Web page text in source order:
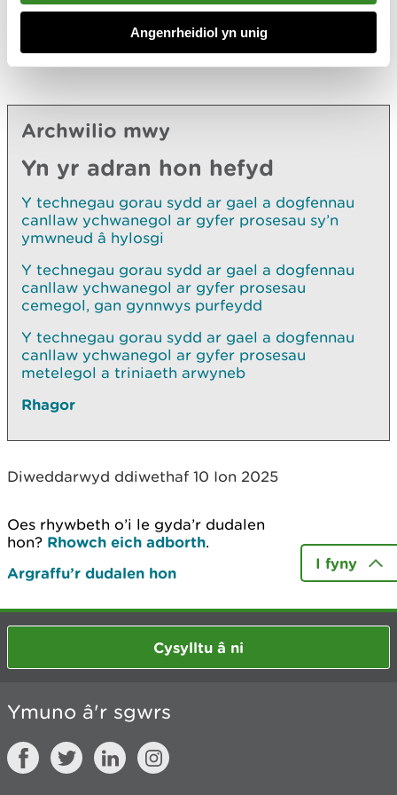
Angenrheidiol yn unig
Darllenwch ragor am drwyddedu gosodiad.
Archwilio mwy
Yn yr adran hon hefyd
Y technegau gorau sydd ar gael a dogfennau
canllaw ychwanegol ar gyfer prosesau sy’n
ymwneud â hylosgi
Y technegau gorau sydd ar gael a dogfennau
canllaw ychwanegol ar gyfer prosesau
cemegol, gan gynnwys purfeydd
Y technegau gorau sydd ar gael a dogfennau
canllaw ychwanegol ar gyfer prosesau
metelegol a triniaeth arwyneb
Rhagor
Diweddarwyd ddiwethaf 10 Ion 2025
Oes rhywbeth o’i le gyda’r dudalen
hon? Rhowch eich adborth.
Argraffu’r dudalen hon
I fyny
Cysylltu â ni
Ymuno â'r sgwrs